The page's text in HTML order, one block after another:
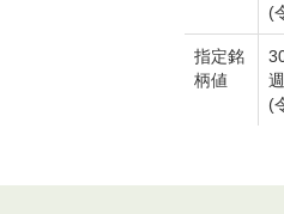
(
指定銘
柄値
(